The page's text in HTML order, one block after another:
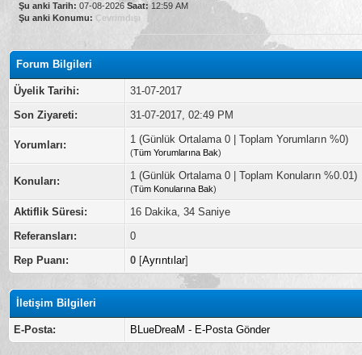
Şu anki Tarih: 07-08-2026Saat:12:59 AM
Şu anki Konumu: Çevrimdışı
Forum Bilgileri
Üyelik Tarihi:
31-07-2017
Son Ziyareti:
31-07-2017, 02:49 PM
Yorumları: 1 (Günlük Ortalama 0 | Toplam Yorumların %0)
(Tüm Yorumlarına Bak)
Konuları: 1 (Günlük Ortalama 0 | Toplam Konuların %0.01)
(Tüm Konularına Bak)
Aktiflik Süresi:
16 Dakika, 34 Saniye
Referansları:
0
Rep Puanı:
0 [Ayrıntılar]
İletişim Bilgileri
E-Posta: BLueDreaM - E-Posta Gönder